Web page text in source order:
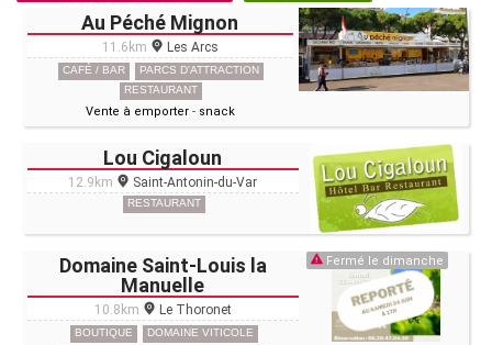
Au Péché Mignon
11.6km Les Arcs
CAFÉ / BAR
PARCS D'ATTRACTION
RESTAURANT
Vente à emporter - snack
Lou Cigaloun
12.9km Saint-Antonin-du-Var
RESTAURANT
Domaine Saint-Louis la
Manuelle
10.8km Le Thoronet
BOUTIQUE
DOMAINE VITICOLE
Fermé le dimanche